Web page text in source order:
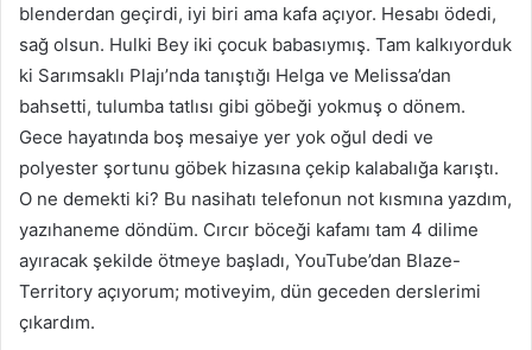
blenderdan geçirdi, iyi biri ama kafa açıyor. Hesabı ödedi,
sağ olsun. Hulki Bey iki çocuk babasıymış. Tam kalkıyorduk
ki Sarımsaklı Plajı’nda tanıştığı Helga ve Melissa’dan
bahsetti, tulumba tatlısı gibi göbeği yokmuş o dönem.
Gece hayatında boş mesaiye yer yok oğul dedi ve
polyester şortunu göbek hizasına çekip kalabalığa karıştı.
O ne demekti ki? Bu nasihatı telefonun not kısmına yazdım,
yazıhaneme döndüm. Cırcır böceği kafamı tam 4 dilime
ayıracak şekilde ötmeye başladı, YouTube’dan Blaze-
Territory açıyorum; motiveyim, dün geceden derslerimi
çıkardım.